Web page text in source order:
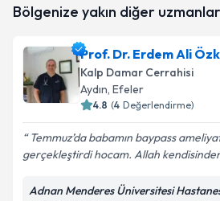
oluşturun. Size bu uzmandan
E-posta Adresiniz
Kişisel verilerimin
Metni'ni okudum ve kişisel
Bölgenize yakın diğer uzmanlar
Prof. Dr. Erdem Ali
Kalp Damar Cerrahisi
Aydın, Efeler
4.8 (4 Değerlendirme)
Temmuz’da babamın baypass
gerçekleştirdi hocam. Allah
Adnan Menderes Üniversitesi